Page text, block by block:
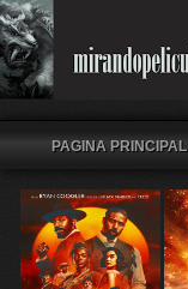
PAGINA PRINCIPAL